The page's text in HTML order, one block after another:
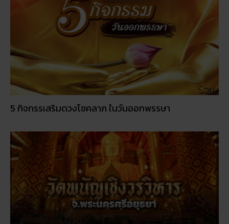
5 กิจกรรเสริมดวงโชคลาภ ในวันออกพรรษา